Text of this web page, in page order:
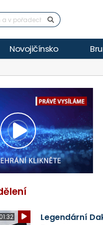
Novojičínsko
Přehrát
video
Legendární